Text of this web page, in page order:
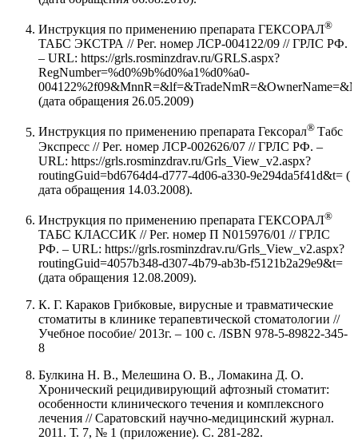
Инструкция по применению препарата ГЕКСОРАЛ®
ТАБС ЭКСТРА // Рег. номер ЛСР-004122/09 // ГРЛС РФ.
– URL: https://grls.rosminzdrav.ru/GRLS.aspx?
RegNumber=%d0%9b%d0%a1%d0%a0-
(дата обращения 26.05.2009)
Инструкция по применению препарата Гексорал® Табс
Экспресс // Рег. номер ЛСР-002626/07 // ГРЛС РФ. –
URL: https://grls.rosminzdrav.ru/Grls_View_v2.aspx?
routingGuid=bd6764d4-d777-4d06-a330-9e294da5f41d&t= (
дата обращения 14.03.2008).
Инструкция по применению препарата ГЕКСОРАЛ®
ТАБС КЛАССИК // Рег. номер П N015976/01 // ГРЛС
РФ. – URL: https://grls.rosminzdrav.ru/Grls_View_v2.aspx?
routingGuid=4057b348-d307-4b79-ab3b-f5121b2a29e9&t=
(дата обращения 12.08.2009).
К. Г. Караков Грибковые, вирусные и травматические
стоматиты в клинике терапевтической стоматологии //
Учебное пособие/ 2013г. – 100 с. /ISBN 978-5-89822-345-
8
Булкина Н. В., Мелешина О. В., Ломакина Д. О.
Хронический рецидивирующий афтозный стоматит:
особенности клинического течения и комплексного
лечения // Саратовский научно-медицинский журнал.
2011. Т. 7, № 1 (приложение). С. 281-282.